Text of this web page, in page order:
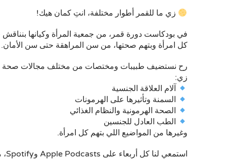
زي ما للقمر أطوار مختلفة، انتِ كمان هيك!
في بودكاست دورة قمر، من جمعية المرأة وكيانها
كل امرأة وبتهم صحتها، من سن المراهقة حتى سن الأمان.
زي:
آلام العلاقة الجنسية
السمنة وتأثيرها على الهرمونات
الصحة الهرمونية والنظام الغذائي
الطب العادل للجنسين
وغيرها من المواضيع اللي بتهم كل امرأة.
استمعي لنا كل أربعاء على Apple Podcasts وSpotify، مع تقديم بسمة حسن غالية، برعاية جمعية المرأة وكيانها